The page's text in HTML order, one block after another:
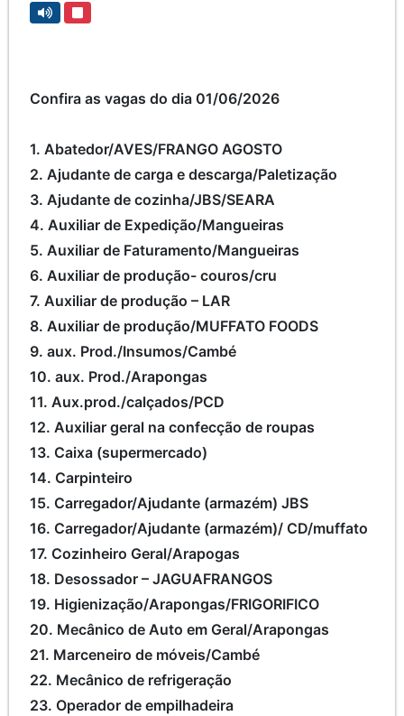
Confira as vagas do dia 01/06/2026
1. Abatedor/AVES/FRANGO AGOSTO
2. Ajudante de carga e descarga/Paletização
3. Ajudante de cozinha/JBS/SEARA
4. Auxiliar de Expedição/Mangueiras
5. Auxiliar de Faturamento/Mangueiras
6. Auxiliar de produção- couros/cru
7. Auxiliar de produção – LAR
8. Auxiliar de produção/MUFFATO FOODS
9. aux. Prod./Insumos/Cambé
10. aux. Prod./Arapongas
11. Aux.prod./calçados/PCD
12. Auxiliar geral na confecção de roupas
13. Caixa (supermercado)
14. Carpinteiro
15. Carregador/Ajudante (armazém) JBS
16. Carregador/Ajudante (armazém)/ CD/muffato
17. Cozinheiro Geral/Arapogas
18. Desossador – JAGUAFRANGOS
19. Higienização/Arapongas/FRIGORIFICO
20. Mecânico de Auto em Geral/Arapongas
21. Marceneiro de móveis/Cambé
22. Mecânico de refrigeração
23. Operador de empilhadeira